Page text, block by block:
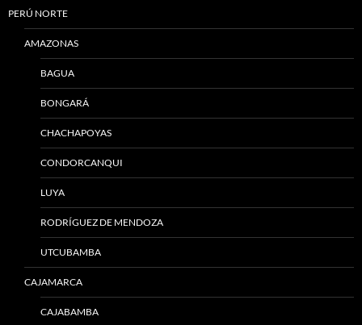
PERÚ NORTE
AMAZONAS
BAGUA
BONGARÁ
CHACHAPOYAS
CONDORCANQUI
LUYA
RODRÍGUEZ DE MENDOZA
UTCUBAMBA
CAJAMARCA
CAJABAMBA